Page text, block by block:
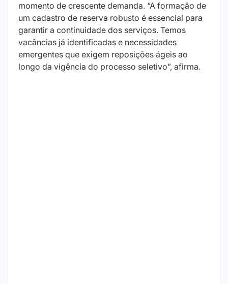
momento de crescente demanda. “A formação de
um cadastro de reserva robusto é essencial para
garantir a continuidade dos serviços. Temos
vacâncias já identificadas e necessidades
emergentes que exigem reposições ágeis ao
longo da vigência do processo seletivo”, afirma.